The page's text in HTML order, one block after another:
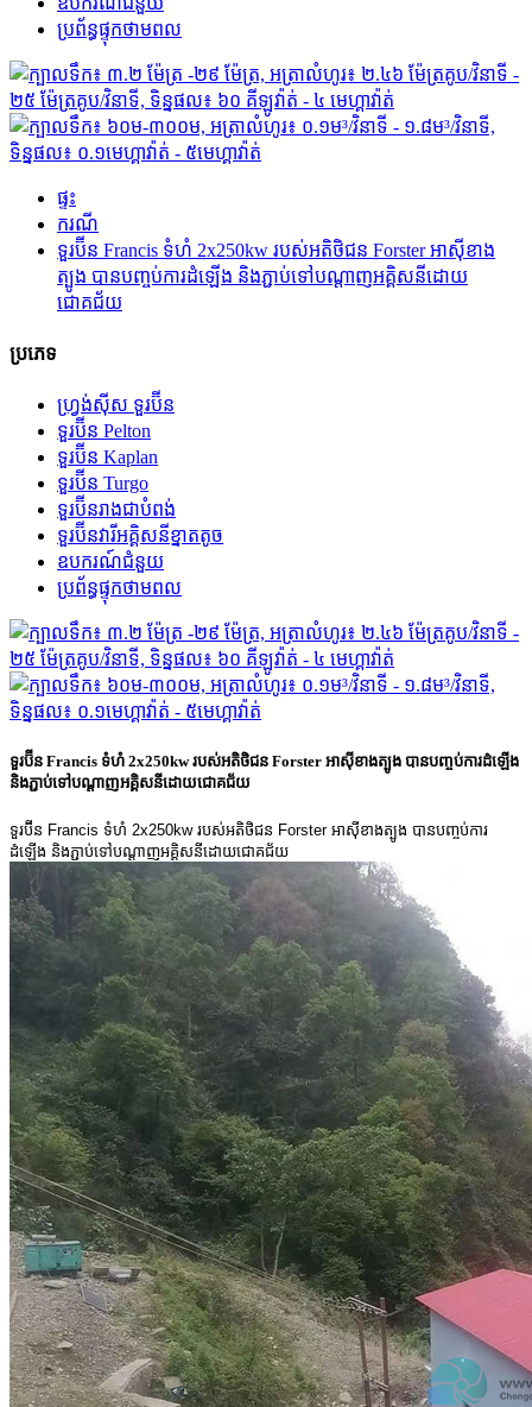
ប្រព័ន្ធផ្ទុកថាមពល
ផ្ទះ
ករណី
ទួរប៊ីន Francis ទំហំ 2x250kw របស់អតិថិជន Forster អាស៊ីខាង
ត្បូង បានបញ្ចប់ការដំឡើង និងភ្ជាប់ទៅបណ្តាញអគ្គិសនីដោយ
ជោគជ័យ
ប្រភេទ
ហ្វ្រង់ស៊ីស ទួរប៊ីន
ទួរប៊ីន Pelton
ទួរប៊ីន Kaplan
ទួរប៊ីន Turgo
ទួរប៊ីនរាងជាបំពង់
ទួរប៊ីន​វារីអគ្គិសនី​ខ្នាតតូច
ឧបករណ៍ជំនួយ
ប្រព័ន្ធផ្ទុកថាមពល
ទួរប៊ីន Francis ទំហំ 2x250kw របស់អតិថិជន Forster អាស៊ីខាងត្បូង បានបញ្ចប់ការដំឡើង
និងភ្ជាប់ទៅបណ្តាញអគ្គិសនីដោយជោគជ័យ
ទួរប៊ីន Francis ទំហំ 2x250kw របស់អតិថិជន Forster អាស៊ីខាងត្បូង បានបញ្ចប់ការ
ដំឡើង និងភ្ជាប់ទៅបណ្តាញអគ្គិសនីដោយជោគជ័យ